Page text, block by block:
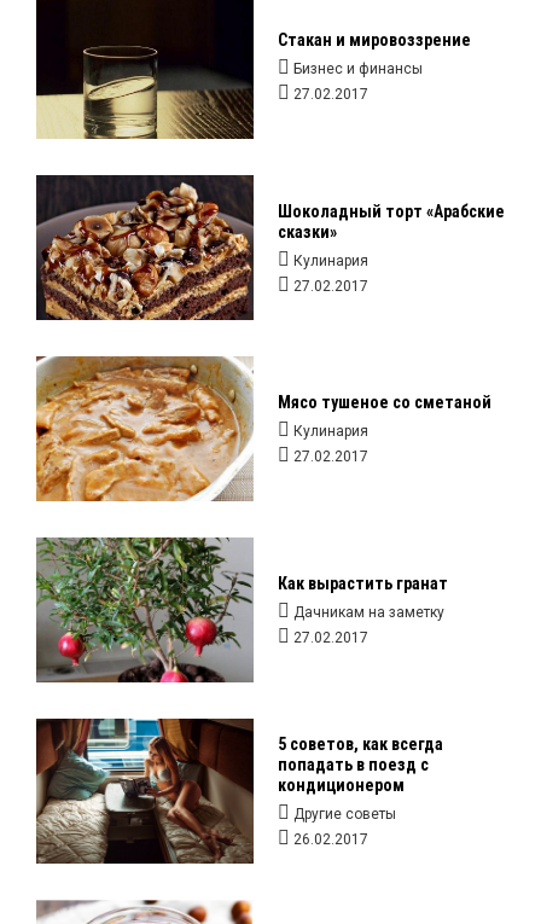
Стакан и мировоззрение
Бизнес и финансы
27.02.2017
Шоколадный торт «Арабские
сказки»
Кулинария
27.02.2017
Мясо тушеное со сметаной
Кулинария
27.02.2017
Как вырастить гранат
Дачникам на заметку
27.02.2017
5 советов, как всегда
попадать в поезд с
кондиционером
Другие советы
26.02.2017